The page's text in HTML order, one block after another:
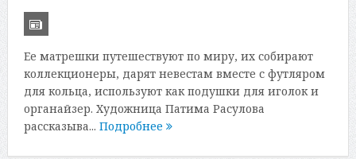
Ее матрешки путешествуют по миру, их собирают
коллекционеры, дарят невестам вместе с футляром
для кольца, используют как подушки для иголок и
органайзер. Художница Патима Расулова
рассказыва... Подробнее